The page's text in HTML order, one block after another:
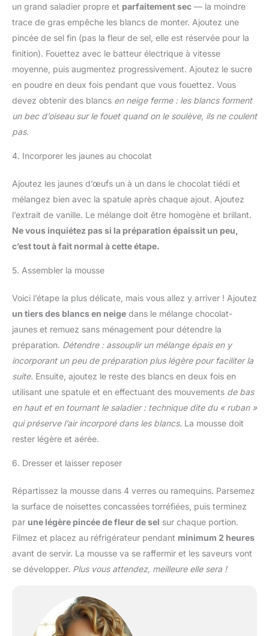
un grand saladier propre et parfaitement sec — la moindre
trace de gras empêche les blancs de monter. Ajoutez une
pincée de sel fin (pas la fleur de sel, elle est réservée pour la
finition). Fouettez avec le batteur électrique à vitesse
moyenne, puis augmentez progressivement. Ajoutez le sucre
en poudre en deux fois pendant que vous fouettez. Vous
devez obtenir des blancs en neige ferme : les blancs forment
un bec d’oiseau sur le fouet quand on le soulève, ils ne coulent
pas.
4. Incorporer les jaunes au chocolat
Ajoutez les jaunes d’œufs un à un dans le chocolat tiédi et
mélangez bien avec la spatule après chaque ajout. Ajoutez
l’extrait de vanille. Le mélange doit être homogène et brillant.
Ne vous inquiétez pas si la préparation épaissit un peu,
c’est tout à fait normal à cette étape.
5. Assembler la mousse
Voici l’étape la plus délicate, mais vous allez y arriver ! Ajoutez
un tiers des blancs en neige dans le mélange chocolat-
jaunes et remuez sans ménagement pour détendre la
préparation. Détendre : assouplir un mélange épais en y
incorporant un peu de préparation plus légère pour faciliter la
suite. Ensuite, ajoutez le reste des blancs en deux fois en
utilisant une spatule et en effectuant des mouvements de bas
en haut et en tournant le saladier : technique dite du « ruban »
qui préserve l’air incorporé dans les blancs. La mousse doit
rester légère et aérée.
6. Dresser et laisser reposer
Répartissez la mousse dans 4 verres ou ramequins. Parsemez
la surface de noisettes concassées torréfiées, puis terminez
par une légère pincée de fleur de sel sur chaque portion.
Filmez et placez au réfrigérateur pendant minimum 2 heures
avant de servir. La mousse va se raffermir et les saveurs vont
se développer. Plus vous attendez, meilleure elle sera !